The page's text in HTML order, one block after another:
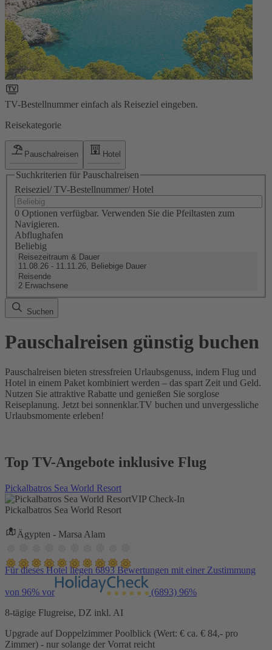
TV-Bestellnummer einfach als Reiseziel eingeben.
Reisekategorie
Pauschalreisen Hotel
Suchkriterien für Pauschalreisen
Reiseziel/ TV-Bestellnummer/ Hotel
0 Optionen verfügbar. Verwenden Sie die Pfeiltasten zum
Navigieren.
Abflughafen
Beliebig
Reisezeitraum & Dauer
11.08.26 - 11.11.26, Beliebige Dauer
Reisende
2 Erwachsene
Suchen
Pauschalreisen günstig buchen
Pauschalreisen bieten stressfreien Urlaubsgenuss, indem Flug und
Hotel in einem Paket kombiniert werden – das spart Zeit und Geld.
Nutzen Sie attraktive Rabatte und genießen Sie sorglose
Reiseplanung. Jetzt bei sonnenklar.TV buchen und unvergessliche
Urlaubsmomente erleben!
Top TV-Angebote inklusive Flug
Pickalbatros Sea World Resort
VIP Check-In
Pickalbatros Sea World Resort
Ägypten - Marsa Alam
Für dieses Hotel liegen 6893 Bewertungen mit einer Zustimmung
von 96% vor (6893) 96%
8-tägige Flugreise, DZ inkl. AI
Upgrade auf Doppelzimmer Poolblick (Wert: € ca. € 84,- pro
Zimmer) - nur solange der Vorrat reicht